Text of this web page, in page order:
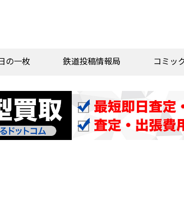
の一枚 鉄道投稿情報局 コミッ